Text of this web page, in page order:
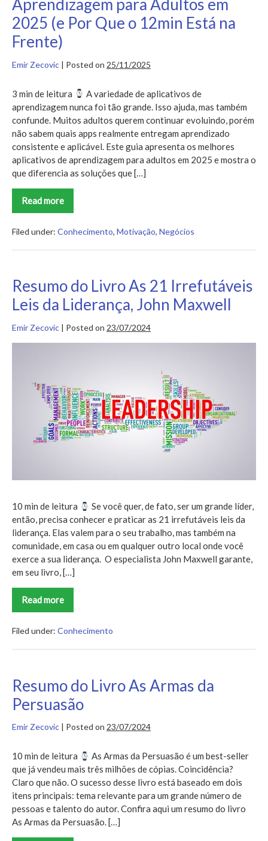
Ciência)
Aprendizagem para Adultos em
2025 (e Por Que o 12min Está na
Frente)
Emir Zecovic | Posted on 25/11/2025
3 min de leitura
A variedade de aplicativos de
aprendizagem nunca foi tão grande. Isso ajuda, mas também
confunde. Muitos adultos querem continuar evoluindo, porém
não sabem quais apps realmente entregam aprendizado
consistente e aplicável. Este guia apresenta os melhores
aplicativos de aprendizagem para adultos em 2025 e mostra o
que diferencia as soluções que […]
Read more
Os
Melhores
de
para
(e
Por
Que
o
Está
Filed under: Conhecimento, Motivação, Negócios
Resumo do Livro As 21 Irrefutáveis
Leis da Liderança, John Maxwell
Emir Zecovic | Posted on 23/07/2024
Irrefutáveis
Maxwell
10 min de leitura
Se você quer, de fato, ser um grande líder,
então, precisa conhecer e praticar as 21 irrefutáveis leis da
liderança. Elas valem para o seu trabalho, mas também na
comunidade, em casa ou em qualquer outro local onde você
exerce a sua liderança. O especialista John Maxwell garante,
em seu livro, […]
Read more
Resumo
do
As
Irrefutáveis
John
Maxwell
Filed under: Conhecimento
Resumo do Livro As Armas da
Persuasão
Emir Zecovic | Posted on 23/07/2024
10 min de leitura
As Armas da Persuasão é um best-seller
que já vendeu mais três milhões de cópias. Coincidência?
Claro que não. O sucesso desse livro está baseado em dois
itens principais: tema relevante para um grande número de
pessoas e talento do autor. Confira aqui um resumo do livro
As Armas da Persuasão. […]